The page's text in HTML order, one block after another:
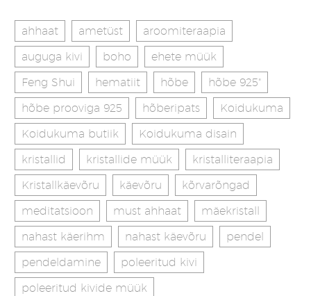
ahhaat ametüst
aroomiteraapia
auguga kivi
boho
ehete müük
Feng Shui
hematiit hõbe
hõbe 925"
hõbe prooviga 925
hõberipats
Koidukuma
Koidukuma butiik
Koidukuma disain
kristallid
kristallide müük
kristalliteraapia
Kristallkäevõru
käevõru
kõrvarõngad
meditatsioon
must ahhaat
mäekristall
nahast käerihm
nahast käevõru
pendel
pendeldamine
poleeritud kivi
poleeritud kivide müük